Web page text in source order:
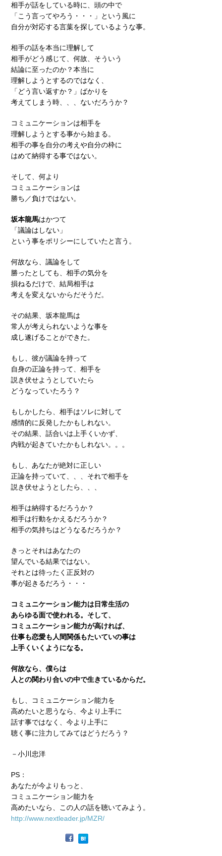
相手が話をしている時に、頭の中で
「こう言ってやろう・・・」という風に
自分が対応する言葉を探しているような事。
相手の話を本当に理解して
相手がどう感じて、何故、そういう
結論に至ったのか？本当に
理解しようとするのではなく、
「どう言い返すか？」ばかりを
考えてしまう時、、、ないだろうか？
コミュニケーションは相手を
理解しようとする事から始まる。
相手の事を自分の考えや自分の枠に
はめて納得する事ではない。
そして、何より
コミュニケーションは
勝ち／負けではない。
坂本龍馬はかつて
「議論はしない」
という事をポリシーにしていたと言う。
何故なら、議論をして
勝ったとしても、相手の気分を
損ねるだけで、結局相手は
考えを変えないからだそうだ。
その結果、坂本龍馬は
常人が考えられないような事を
成し遂げることができた。
もし、彼が議論を持って
自身の正論を持って、相手を
説き伏せようとしていたら
どうなっていたろう？
もしかしたら、相手はソレに対して
感情的に反発したかもしれない。
その結果、話合いは上手くいかず、
内戦が起きていたかもしれない。。。
もし、あなたが絶対に正しい
正論を持っていて、、、それで相手を
説き伏せようとしたら、、、
相手は納得するだろうか？
相手は行動をかえるだろうか？
相手の気持ちはどうなるだろうか？
きっとそれはあなたの
望んでいる結果ではない。
それとは待ったく正反対の
事が起きるだろう・・・
コミュニケーション能力は日常生活の
あらゆる面で使われる。そして、
コミュニケーション能力が高ければ、
仕事も恋愛も人間関係もたいていの事は
上手くいくようになる。
何故なら、僕らは
人との関わり合いの中で生きているからだ。
もし、コミュニケーション能力を
高めたいと思うなら、今より上手に
話す事ではなく、今より上手に
聴く事に注力してみてはどうだろう？
－小川忠洋
PS：
あなたが今よりもっと、
コミュニケーション能力を
高めたいなら、この人の話を聴いてみよう。
http://www.nextleader.jp/MZR/